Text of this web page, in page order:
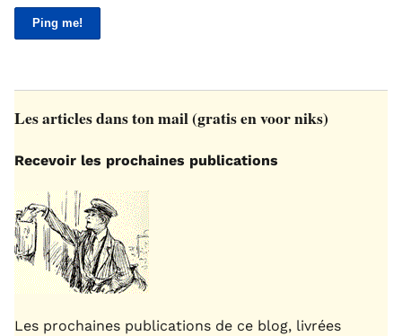
Les articles dans ton mail (gratis en voor niks)
Recevoir les prochaines publications
Les prochaines publications de ce blog, livrées